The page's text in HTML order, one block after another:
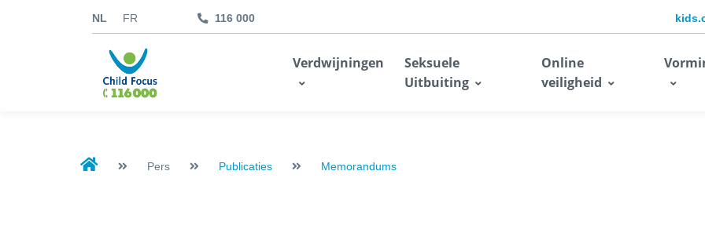
NL FR 116 000
Verdwijningen
Seksuele
Uitbuiting
Online
veiligheid
Pers Publicaties Memorandums